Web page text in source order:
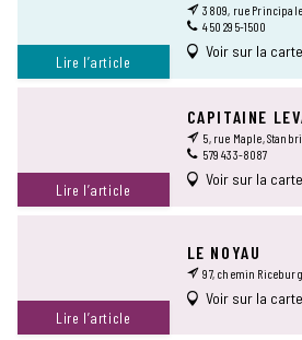
Lire l’article
3809, rue
450 295-1500
Voir sur la carte
Lire l’article
CAPITAINE
5, rue Maple,
579 433-8087
Voir sur la carte
Lire l’article
LE NOYAU
97, chemin
Voir sur la carte